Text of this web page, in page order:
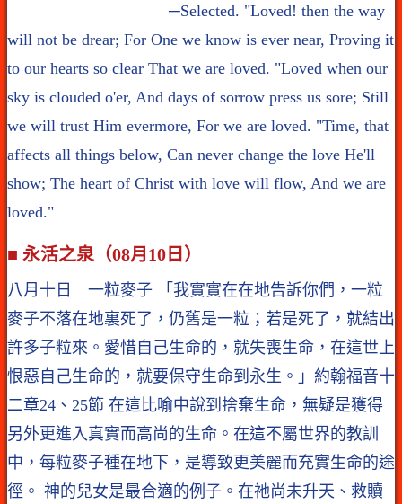
─Selected. "Loved! then the way
will not be drear; For One we know is ever near, Proving it
to our hearts so clear That we are loved. "Loved when our
sky is clouded o'er, And days of sorrow press us sore; Still
we will trust Him evermore, For we are loved. "Time, that
affects all things below, Can never change the love He'll
show; The heart of Christ with love will flow, And we are
loved."
■ 永活之泉（08月10日）
八月十日 一粒麥子 「我實實在在地告訴你們，一粒
麥子不落在地裏死了，仍舊是一粒；若是死了，就結出
許多子粒來。愛惜自己生命的，就失喪生命，在這世上
恨惡自己生命的，就要保守生命到永生。」約翰福音十
二章24、25節 在這比喻中說到捨棄生命，無疑是獲得
另外更進入真實而高尚的生命。在這不屬世界的教訓
中，每粒麥子種在地下，是導致更美麗而充實生命的途
徑。 神的兒女是最合適的例子。在祂尚未升天、救贖